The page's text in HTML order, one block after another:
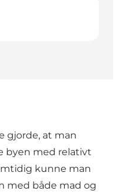
gjorde, at man
byen med relativt
kunne man
med både mad og